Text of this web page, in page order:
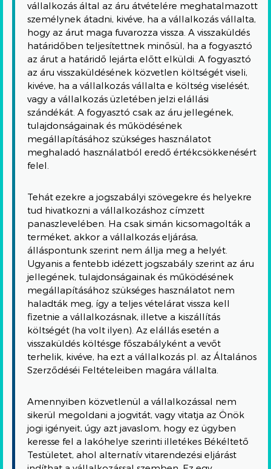
vállalkozás által az áru átvételére meghatalmazott
személynek átadni, kivéve, ha a vállalkozás vállalta,
hogy az árut maga fuvarozza vissza. A visszaküldés
határidőben teljesítettnek minősül, ha a fogyasztó
az árut a határidő lejárta előtt elküldi. A fogyasztó
az áru visszaküldésének közvetlen költségét viseli,
kivéve, ha a vállalkozás vállalta e költség viselését,
vagy a vállalkozás üzletében jelzi elállási
szándékát. A fogyasztó csak az áru jellegének,
tulajdonságainak és működésének
megállapításához szükséges használatot
meghaladó használatból eredő értékcsökkenésért
felel.
Tehát ezekre a jogszabályi szövegekre és helyekre
tud hivatkozni a vállalkozáshoz címzett
panaszlevelében. Ha csak simán kicsomagolták a
terméket, akkor a vállalkozás eljárása,
álláspontunk szerint nem állja meg a helyét.
Ugyanis a fentebb idézett jogszabály szerint az áru
jellegének, tulajdonságainak és működésének
megállapításához szükséges használatot nem
haladták meg, így a teljes vételárat vissza kell
fizetnie a vállalkozásnak, illetve a kiszállítás
költségét (ha volt ilyen). Az elállás esetén a
visszaküldés költésge főszabályként a vevőt
terhelik, kivéve, ha ezt a vállalkozás pl. az Általános
Szerződéséi Feltételeiben magára vállalta.
Amennyiben közvetlenül a vállalkozással nem
sikerül megoldani a jogvitát, vagy vitatja az Önök
jogi igényeit, úgy azt javaslom, hogy ez ügyben
keresse fel a lakóhelye szerinti illetékes Békéltető
Testületet, ahol alternatív vitarendezési eljárást